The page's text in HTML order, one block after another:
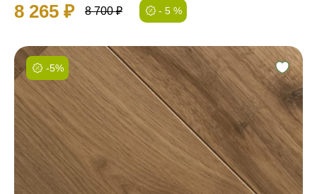
8 265 ₽ 8 700 ₽ - 5 %
-5%
Фаска:
Соединение:
Обработка:
Длина:
Ширина:
Толщина: